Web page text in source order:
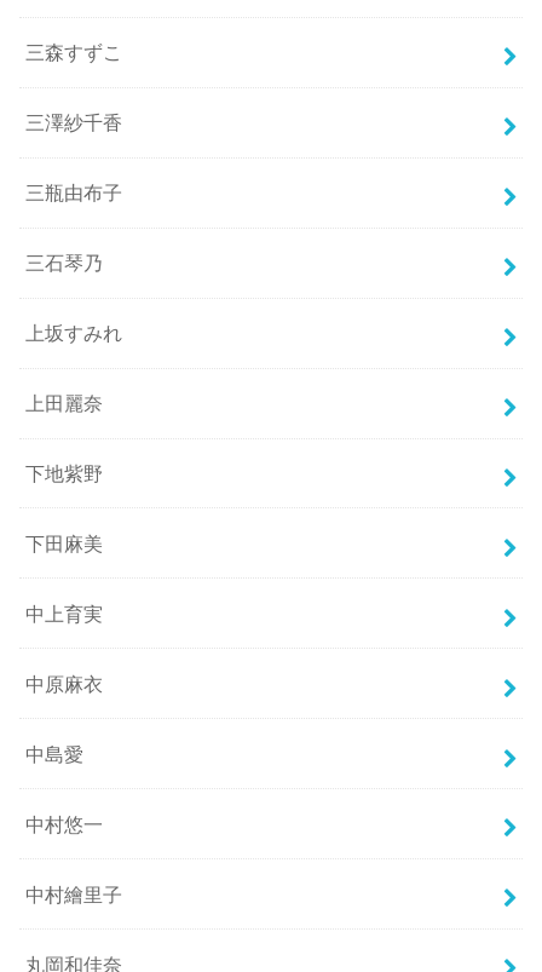
三森すずこ
三澤紗千香
三瓶由布子
三石琴乃
上坂すみれ
上田麗奈
下地紫野
下田麻美
中上育実
中原麻衣
中島愛
中村悠一
中村繪里子
丸岡和佳奈